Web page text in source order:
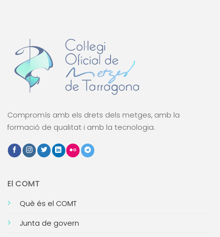
Compromís amb els drets dels metges, amb la
formació de qualitat i amb la tecnologia.
El COMT
Què és el COMT
Junta de govern